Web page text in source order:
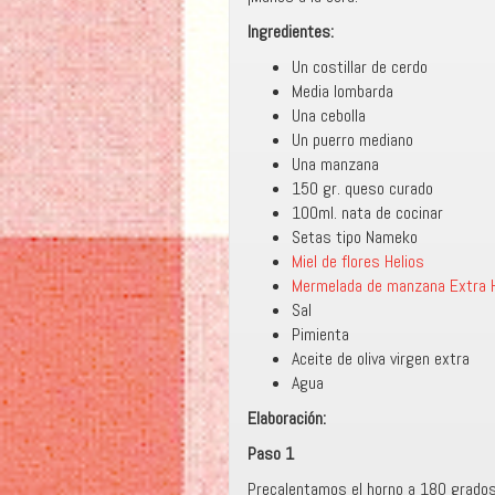
Ingredientes:
Un costillar de cerdo
Media lombarda
Una cebolla
Un puerro mediano
Una manzana
150 gr. queso curado
100ml. nata de cocinar
Setas tipo Nameko
Miel de flores Helios
Mermelada de manzana Extra
Sal
Pimienta
Aceite de oliva virgen extra
Agua
Elaboración:
Paso 1
Precalentamos el horno a 180 grados